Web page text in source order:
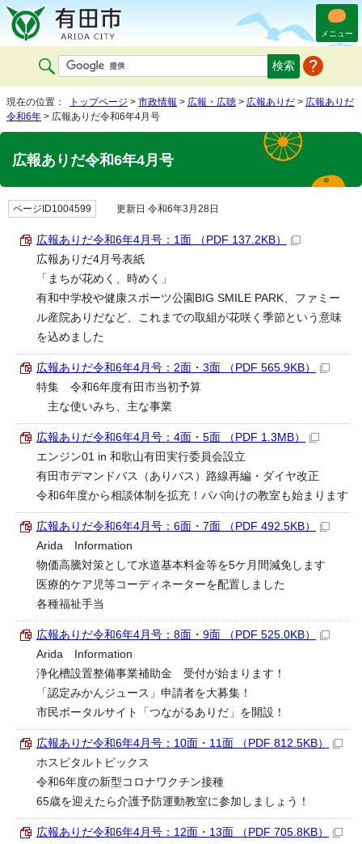
メニュー
現在の位置： トップページ > 市政情報 > 広報・広聴 > 広報ありだ > 広報ありだ
令和6年 > 広報ありだ令和6年4月号
広報ありだ令和6年4月号
ページID1004599 更新日 令和6年3月28日
広報ありだ令和6年4月号：1面 （PDF 137.2KB）
広報ありだ4月号表紙
「まちが花めく、時めく」
有和中学校や健康スポーツ公園BIG SMILE PARK、ファミー
ル産院ありだなど、これまでの取組が花咲く季節という意味
を込めました
広報ありだ令和6年4月号：2面・3面 （PDF 565.9KB）
特集 令和6年度有田市当初予算
主な使いみち、主な事業
広報ありだ令和6年4月号：4面・5面 （PDF 1.3MB）
エンジン01 in 和歌山有田実行委員会設立
有田市デマンドバス（ありバス）路線再編・ダイヤ改正
令和6年度から相談体制を拡充！パパ向けの教室も始まります
広報ありだ令和6年4月号：6面・7面 （PDF 492.5KB）
Arida Information
物価高騰対策として水道基本料金等を5ケ月間減免します
医療的ケア児等コーディネーターを配置しました
各種福祉手当
広報ありだ令和6年4月号：8面・9面 （PDF 525.0KB）
Arida Information
浄化槽設置整備事業補助金 受付が始まります！
「認定みかんジュース」申請者を大募集！
市民ポータルサイト「つながるありだ」を開設！
広報ありだ令和6年4月号：10面・11面 （PDF 812.5KB）
ホスピタルトピックス
令和6年度の新型コロナワクチン接種
65歳を迎えたら介護予防運動教室に参加しましょう！
広報ありだ令和6年4月号：12面・13面 （PDF 705.8KB）